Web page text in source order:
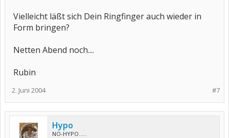
Vielleicht läßt sich Dein Ringfinger auch wieder in
Form bringen?
Netten Abend noch....
Rubin
#7
2. Juni 2004
Hypo
NO-HYPO.....